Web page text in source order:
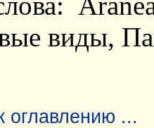
виды,
оглавлению ...